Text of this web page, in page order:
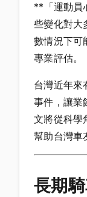
**「運動員
些變化對大
數情況下可
專業評估。
台灣近年來
事件，讓業
文將從科學
幫助台灣車
長期